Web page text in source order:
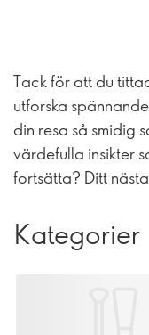
Tack för att du
utforska
din resa så smidig
värdefulla insikter
fortsätta? Ditt
Kategorier